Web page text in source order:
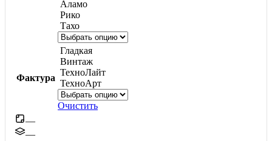
Аламо
Рико
Тахо
Фактура
Гладкая
Винтаж
ТехноЛайт
ТехноАрт
Очистить
—
—